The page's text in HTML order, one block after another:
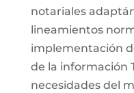
notariales
lineamientos
implementación
de la información
necesidades del